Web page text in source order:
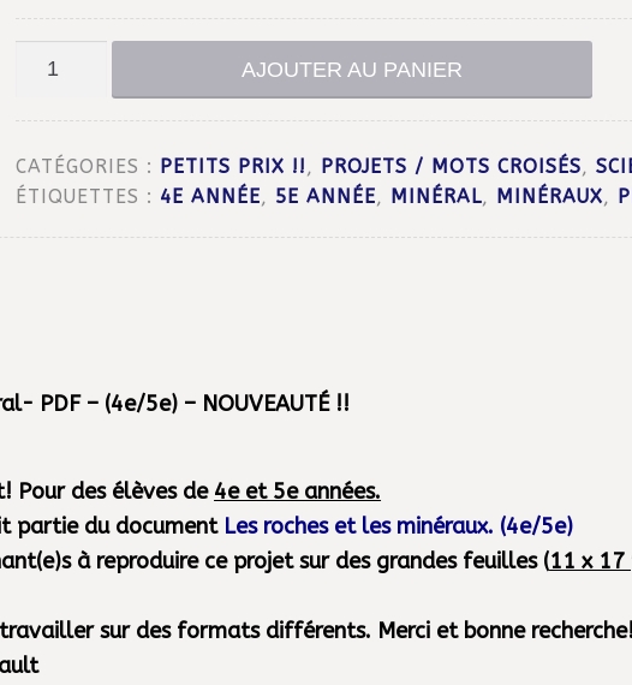
quantité
Projet
sur
une
roche
-
NOUVEAUTÉ
!!
AJOUTER AU PANIER
CATÉGORIES : PETITS PRIX !!, PROJETS / MOTS CROISÉS,
ÉTIQUETTES : 4E ANNÉE, 5E ANNÉE, MINÉRAL, MINÉRAUX,
PDF – (4e/5e) – NOUVEAUTÉ !!
Pour des élèves de 4e et 5e années.
partie du document Les roches et les minéraux. (4e/5e)
à reproduire ce projet sur des grandes feuilles (11 x 17
sur des formats différents. Merci et bonne recherche!